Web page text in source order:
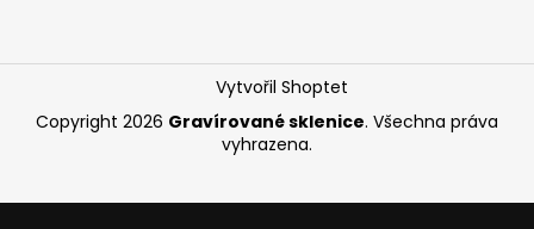
í
Vytvořil Shoptet
Copyright 2026 Gravírované sklenice. Všechna práva
vyhrazena.